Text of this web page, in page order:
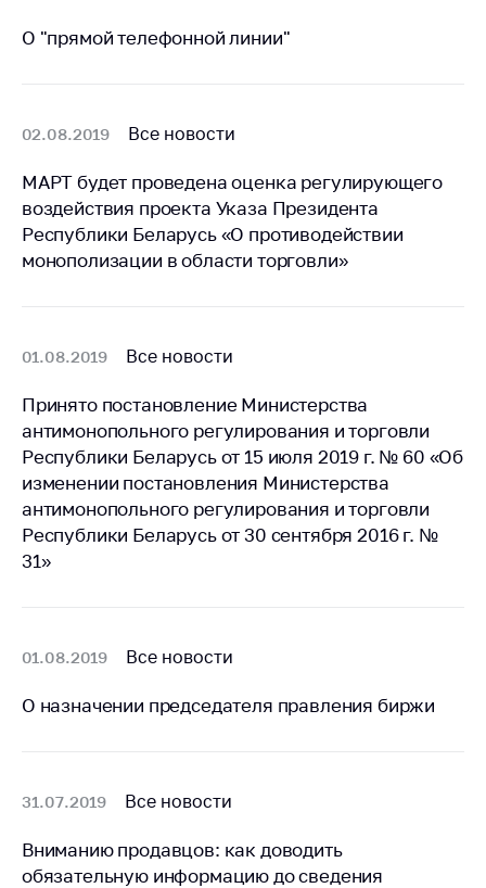
Общественное
Маркировка
Упрощение условий
ведения бизнеса
Рекомендации по
предотвращению
общественного
обслуживания
Обучение по
вопросам
антимонопольного
регулирования и
конкурентной
О "прямой телефонной линии"
02.08.2019 Все новости
МАРТ будет проведена оценка регулирующего
воздействия проекта Указа Президента
Республики Беларусь «О противодействии
монополизации в области торговли»
01.08.2019 Все новости
Принято постановление Министерства
антимонопольного регулирования и торговли
Республики Беларусь от 15 июля 2019 г. № 60 «Об
изменении постановления Министерства
антимонопольного регулирования и торговли
Республики Беларусь от 30 сентября 2016 г. №
31»
01.08.2019 Все новости
О назначении председателя правления биржи
31.07.2019 Все новости
Вниманию продавцов: как доводить
обязательную информацию до сведения